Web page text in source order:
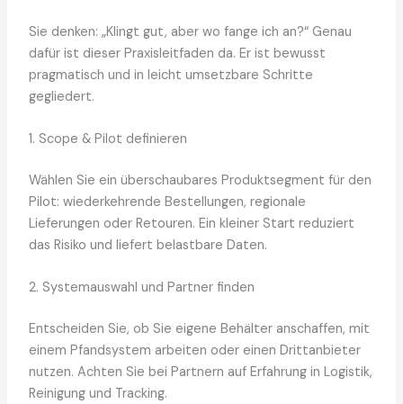
Sie denken: „Klingt gut, aber wo fange ich an?“ Genau
dafür ist dieser Praxisleitfaden da. Er ist bewusst
pragmatisch und in leicht umsetzbare Schritte
gegliedert.
1. Scope & Pilot definieren
Wählen Sie ein überschaubares Produktsegment für den
Pilot: wiederkehrende Bestellungen, regionale
Lieferungen oder Retouren. Ein kleiner Start reduziert
das Risiko und liefert belastbare Daten.
2. Systemauswahl und Partner finden
Entscheiden Sie, ob Sie eigene Behälter anschaffen, mit
einem Pfandsystem arbeiten oder einen Drittanbieter
nutzen. Achten Sie bei Partnern auf Erfahrung in Logistik,
Reinigung und Tracking.